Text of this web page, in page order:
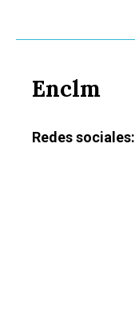
Enclm
Redes sociales: